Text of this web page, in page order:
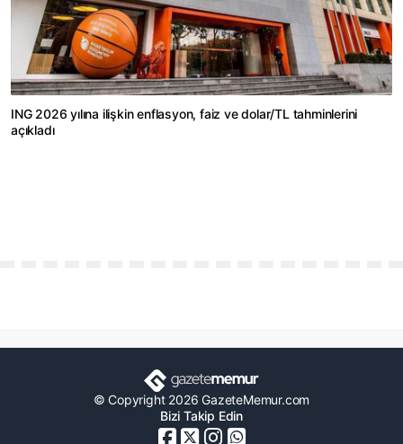
ING 2026 yılına ilişkin enflasyon, faiz ve dolar/TL tahminlerini
açıkladı
© Copyright 2026 GazeteMemur.com
Bizi Takip Edin